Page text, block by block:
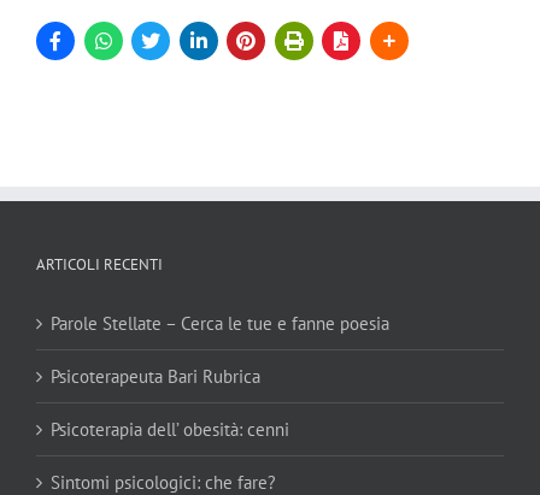
ARTICOLI RECENTI
Parole Stellate – Cerca le tue e fanne poesia
Psicoterapeuta Bari Rubrica
Psicoterapia dell’ obesità: cenni
Sintomi psicologici: che fare?